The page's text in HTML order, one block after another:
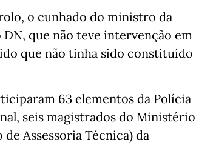
o cunhado do ministro da
que não teve intervenção em
que não tinha sido constituído
63 elementos da Polícia
seis magistrados do Ministério
Assessoria Técnica) da